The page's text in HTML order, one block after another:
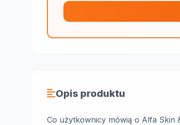
Opis produktu
Co użytkownicy mówią o Alfa Skin